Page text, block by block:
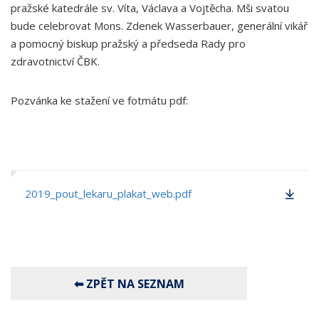
pražské katedrále sv. Víta, Václava a Vojtěcha. Mši svatou
bude celebrovat Mons. Zdenek Wasserbauer, generální vikář
a pomocný biskup pražský a předseda Rady pro
zdravotnictví ČBK.
Pozvánka ke stažení ve fotmátu pdf:
2019_pout_lekaru_plakat_web.pdf